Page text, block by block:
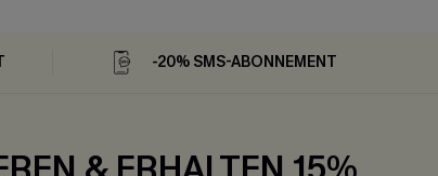
-20% SMS-ABONNEMENT